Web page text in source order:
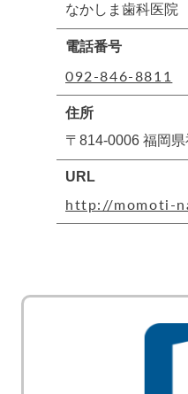
なかしま歯科医院
電話番号
092-846-8811
住所
〒814-0006 福岡
URL
http://momoti-